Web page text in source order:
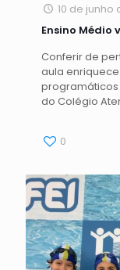
10 de junho
Ensino Médio
Conferir de
aula
programáticos
do Colégio
0